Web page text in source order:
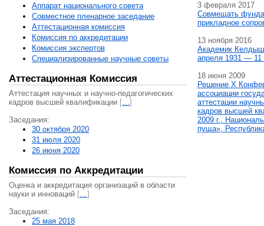
Аппарат национального совета
Совместное пленарное заседание
Аттестационная комисcия
Комиссия по аккредитации
Комиссия экспертов
Специализированные научные советы
Аттестационная Комиссия
Аттестация научных и научно-педагогических
кадров высшей квалификации […]
Заседания:
30 октября 2020
31 июля 2020
26 июня 2020
Комиссия по Аккредитации
Оценка и аккредитация организаций в области
науки и инноваций […]
Заседания:
25 мая 2018
3 февраля 2017
Совмещать
прикладное
13 ноября 2016
Академик
апреля 1931 — 11
18 июня 2009
Решение X
ассоциации
аттестации
кадров высшей
2009 г.,
пуща»,